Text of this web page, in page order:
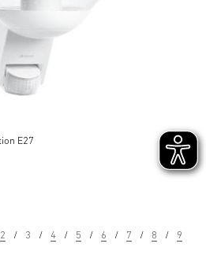
E27
2 3 4 5 6 7 8 9